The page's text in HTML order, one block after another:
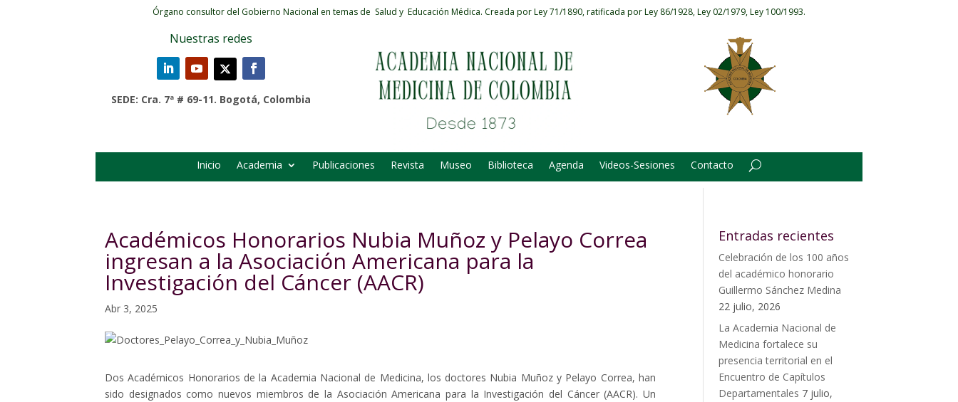
Órgano consultor del Gobierno Nacional en temas de Salud y Educación Médica. Creada por Ley 71/1890, ratificada por Ley 86/1928, Ley 02/1979, Ley 100/1993.
Nuestras redes
SEDE: Cra. 7ª # 69-11. Bogotá, Colombia
Inicio Academia Publicaciones Revista Museo Biblioteca Agenda Videos-Sesiones Contacto
Académicos Honorarios Nubia Muñoz y Pelayo Correa
ingresan a la Asociación Americana para la
Investigación del Cáncer (AACR)
Abr 3, 2025
Dos Académicos Honorarios de la Academia Nacional de Medicina, los doctores Nubia Muñoz y Pelayo Correa, han
sido designados como nuevos miembros de la Asociación Americana para la Investigación del Cáncer (AACR). Un
Entradas recientes
Celebración de los 100 años
del académico honorario
Guillermo Sánchez Medina
22 julio, 2026
La Academia Nacional de
Medicina fortalece su
presencia territorial en el
Encuentro de Capítulos
Departamentales 7 julio,